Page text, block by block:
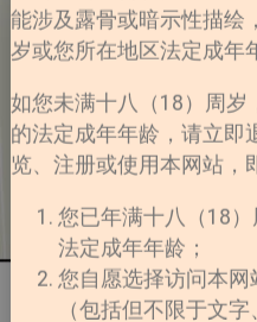
能涉及露骨或暗示性描绘
岁或您所在地区法定成年
如您未满十八（18）周岁
的法定成年年龄，请立即
览、注册或使用本网站，
您已年满十八（18
法定成年年龄；
您自愿选择访问本
（包括但不限于文